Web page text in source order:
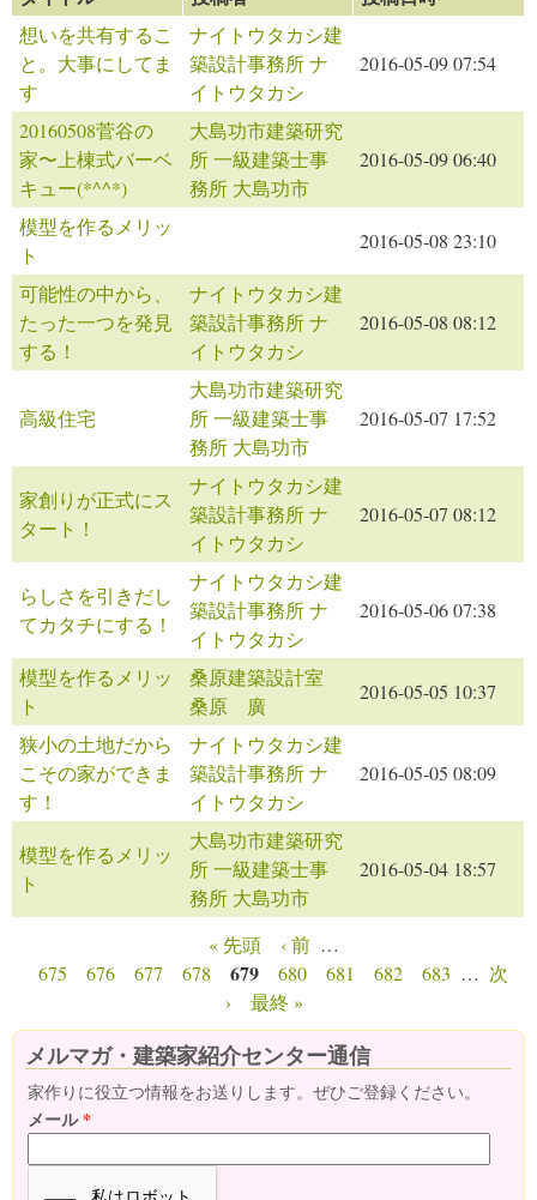
想いを共有するこ
と。大事にしてま
す
ナイトウタカシ建
築設計事務所 ナ
イトウタカシ
2016-05-09 07:54
20160508菅谷の
家〜上棟式バーベ
キュー(*^^*)
大島功市建築研究
所 一級建築士事
務所 大島功市
2016-05-09 06:40
模型を作るメリッ
ト
2016-05-08 23:10
可能性の中から、
たった一つを発見
する！
ナイトウタカシ建
築設計事務所 ナ
イトウタカシ
2016-05-08 08:12
高級住宅
大島功市建築研究
所 一級建築士事
務所 大島功市
2016-05-07 17:52
家創りが正式にス
タート！
ナイトウタカシ建
築設計事務所 ナ
イトウタカシ
2016-05-07 08:12
らしさを引きだし
てカタチにする！
ナイトウタカシ建
築設計事務所 ナ
イトウタカシ
2016-05-06 07:38
模型を作るメリッ
ト
桑原建築設計室
桑原 廣
2016-05-05 10:37
狭小の土地だから
こその家ができま
す！
ナイトウタカシ建
築設計事務所 ナ
イトウタカシ
2016-05-05 08:09
模型を作るメリッ
ト
大島功市建築研究
所 一級建築士事
務所 大島功市
2016-05-04 18:57
ページ « 先頭 ‹ 前 …
675
676 677 678 679 680 681 682 683 … 次
›
最終 »
メルマガ・建築家紹介センター通信
家作りに役立つ情報をお送りします。ぜひご登録ください。
メール*